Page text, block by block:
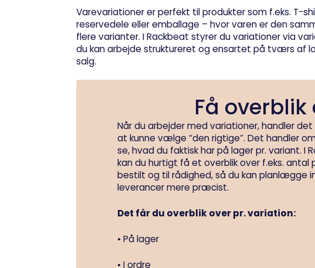
Varevariationer er perfekt til produkter som f.eks. T-
reservedele eller emballage – hvor varen er den
flere varianter. I Rackbeat styrer du variationer via
du kan arbejde struktureret og ensartet på tværs af
salg.
Få
Når du arbejder med variationer, handler det
at kunne vælge “den rigtige”. Det handler
se, hvad du faktisk har på lager pr. variant. I
kan du hurtigt få et overblik over f.eks. antal
bestilt og til rådighed, så du kan planlægge
leverancer mere præcist.
Det får du overblik over pr. variation:
• På lager
• I ordre